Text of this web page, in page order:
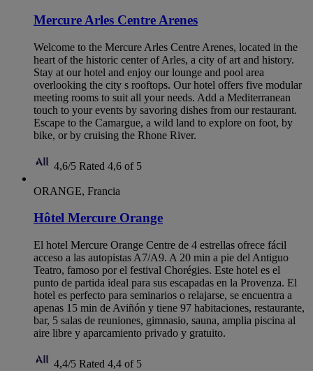
Mercure Arles Centre Arenes
Welcome to the Mercure Arles Centre Arenes, located in the
heart of the historic center of Arles, a city of art and history.
Stay at our hotel and enjoy our lounge and pool area
overlooking the city s rooftops. Our hotel offers five modular
meeting rooms to suit all your needs. Add a Mediterranean
touch to your events by savoring dishes from our restaurant.
Escape to the Camargue, a wild land to explore on foot, by
bike, or by cruising the Rhone River.
4,6/5 Rated 4,6 of 5
ORANGE, Francia
Hôtel Mercure Orange
El hotel Mercure Orange Centre de 4 estrellas ofrece fácil
acceso a las autopistas A7/A9. A 20 min a pie del Antiguo
Teatro, famoso por el festival Chorégies. Este hotel es el
punto de partida ideal para sus escapadas en la Provenza. El
hotel es perfecto para seminarios o relajarse, se encuentra a
apenas 15 min de Aviñón y tiene 97 habitaciones, restaurante,
bar, 5 salas de reuniones, gimnasio, sauna, amplia piscina al
aire libre y aparcamiento privado y gratuito.
4,4/5 Rated 4,4 of 5